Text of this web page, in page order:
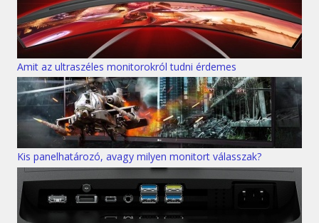
Amit az ultraszéles monitorokról tudni érdemes
Kis panelhatározó, avagy milyen monitort válasszak?